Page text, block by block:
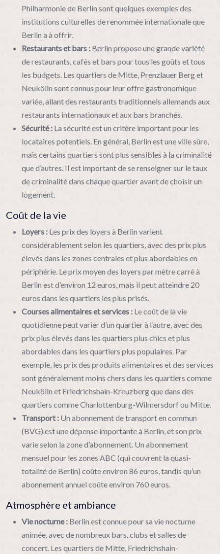
Philharmonie de Berlin sont quelques exemples des
institutions culturelles de renommée internationale que
Berlin a à offrir.
Restaurants et bars : Berlin propose une grande variété
de restaurants, cafés et bars pour tous les goûts et tous
les budgets. Les quartiers de Mitte, Prenzlauer Berg et
Neukölln sont connus pour leur offre gastronomique
variée, allant des restaurants traditionnels allemands aux
restaurants internationaux et aux bars branchés.
Sécurité : La sécurité est un critère important pour les
locataires potentiels. En général, Berlin est une ville sûre,
mais certains quartiers sont plus sensibles à la criminalité
que d’autres. Il est important de se renseigner sur le taux
de criminalité dans chaque quartier avant de choisir un
logement.
Coût de la vie
Loyers : Les prix des loyers à Berlin varient
considérablement selon les quartiers, avec des prix plus
élevés dans les zones centrales et plus abordables en
périphérie. Le prix moyen des loyers par mètre carré à
Berlin est d’environ 12 euros, mais il peut atteindre 20
euros dans les quartiers les plus prisés.
Courses alimentaires et services : Le coût de la vie
quotidienne peut varier d’un quartier à l’autre, avec des
prix plus élevés dans les quartiers plus chics et plus
abordables dans les quartiers plus populaires. Par
exemple, les prix des produits alimentaires et des services
sont généralement moins chers dans les quartiers comme
Neukölln et Friedrichshain-Kreuzberg que dans des
quartiers comme Charlottenburg-Wilmersdorf ou Mitte.
Transport : Un abonnement de transport en commun
(BVG) est une dépense importante à Berlin, et son prix
varie selon la zone d’abonnement. Un abonnement
mensuel pour les zones ABC (qui couvrent la quasi-
totalité de Berlin) coûte environ 86 euros, tandis qu’un
abonnement annuel coûte environ 760 euros.
Atmosphère et ambiance
Vie nocturne : Berlin est connue pour sa vie nocturne
animée, avec de nombreux bars, clubs et salles de
concert. Les quartiers de Mitte, Friedrichshain-